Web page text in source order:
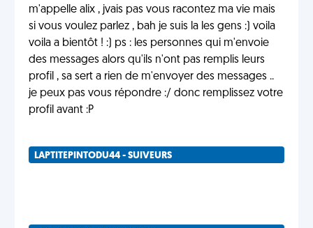
m'appelle alix , jvais pas vous racontez ma vie mais
si vous voulez parlez , bah je suis la les gens :) voila
voila a bientôt ! :) ps : les personnes qui m'envoie
des messages alors qu'ils n'ont pas remplis leurs
profil , sa sert a rien de m'envoyer des messages ..
je peux pas vous répondre :/ donc remplissez votre
profil avant :P
LAPTITEPINTODU44 - SUIVEURS